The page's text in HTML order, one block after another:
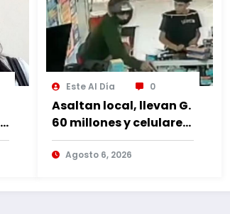
Este Al Día 0
Asaltan local, llevan G.
60 millones y celulares,
recuperan dos
celulares mediante
Agosto 6, 2026